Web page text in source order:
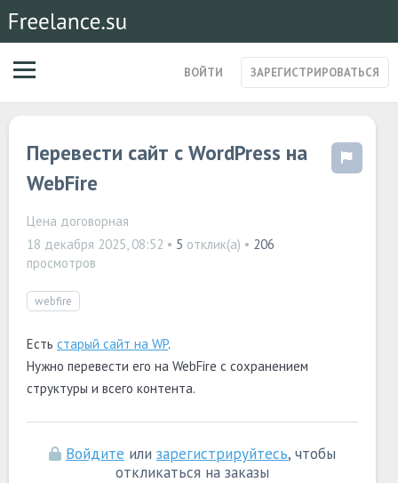
ВОЙТИ ЗАРЕГИСТРИРОВАТЬСЯ
МАГАЗИН УСЛУГ
СПЕЦИАЛИСТЫ
СТАРТАПЫ
ПОСТЫ
Перевести сайт с WordPress на
WebFire
Цена договорная
18 декабря 2025, 08:52 • 5 отклик(а) • 206
просмотров
webfire
Есть старый сайт на WP.
Нужно перевести его на WebFire с сохранением
структуры и всего контента.
Войдите или зарегистрируйтесь, чтобы
откликаться на заказы